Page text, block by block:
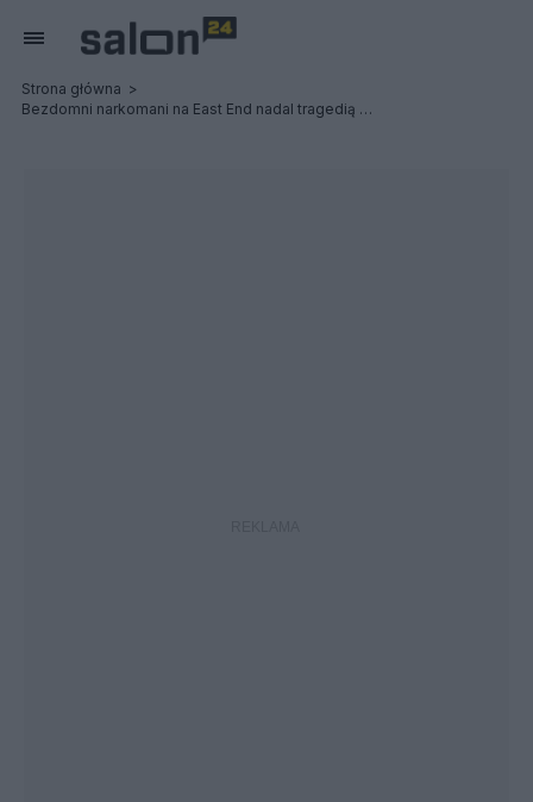
Strona główna
Bezdomni narkomani na East End nadal tragedią Vancouver...